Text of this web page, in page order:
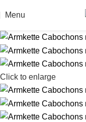
Menu
Click to enlarge